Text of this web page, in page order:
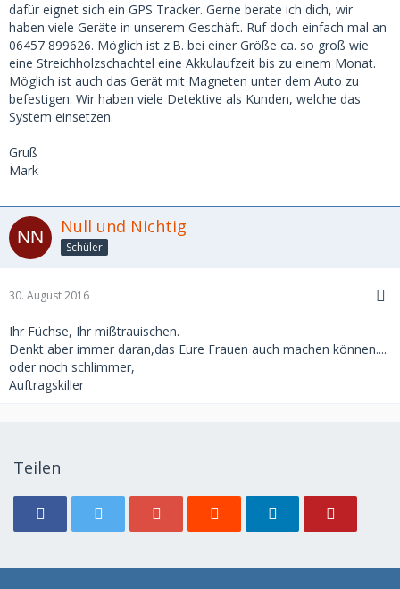
dafür eignet sich ein GPS Tracker. Gerne berate ich dich, wir
haben viele Geräte in unserem Geschäft. Ruf doch einfach mal an
06457 899626. Möglich ist z.B. bei einer Größe ca. so groß wie
eine Streichholzschachtel eine Akkulaufzeit bis zu einem Monat.
Möglich ist auch das Gerät mit Magneten unter dem Auto zu
befestigen. Wir haben viele Detektive als Kunden, welche das
System einsetzen.
Gruß
Mark
Null und Nichtig
Schüler
30. August 2016
Ihr Füchse, Ihr mißtrauischen.
Denkt aber immer daran,das Eure Frauen auch machen können....
oder noch schlimmer,
Auftragskiller
Teilen